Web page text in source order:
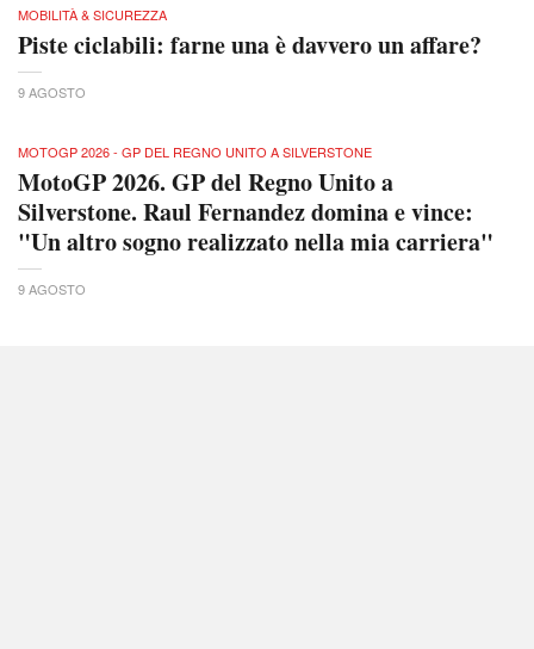
MOBILITÀ & SICUREZZA
Piste ciclabili: farne una è davvero un affare?
9 AGOSTO
MOTOGP 2026 - GP DEL REGNO UNITO A SILVERSTONE
MotoGP 2026. GP del Regno Unito a
Silverstone. Raul Fernandez domina e vince:
"Un altro sogno realizzato nella mia carriera"
9 AGOSTO